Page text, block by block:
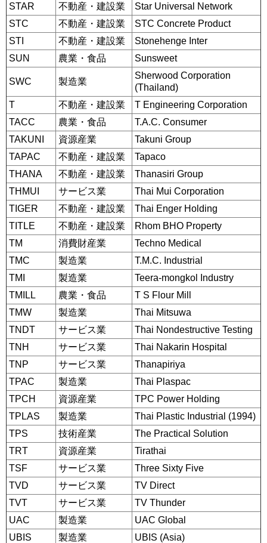
STAR
不動産・建設業
Star Universal Network
STC
不動産・建設業
STC Concrete Product
STI
不動産・建設業
Stonehenge Inter
SUN
農業・食品 Sunsweet
SWC 製造業
Sherwood Corporation
(Thailand)
T
不動産・建設業
T Engineering Corporation
TACC
農業・食品
T.A.C. Consumer
TAKUNI
資源産業
Takuni Group
TAPAC
不動産・建設業
Tapaco
THANA
不動産・建設業
Thanasiri Group
THMUI
サービス業
Thai Mui Corporation
TIGER
不動産・建設業
Thai Enger Holding
TITLE
不動産・建設業
Rhom BHO Property
TM
消費財産業
Techno Medical
TMC
製造業
T.M.C. Industrial
TMI
製造業
Teera-mongkol Industry
TMILL
農業・食品
T S Flour Mill
TMW
製造業
Thai Mitsuwa
TNDT
サービス業
Thai Nondestructive Testing
TNH
サービス業
Thai Nakarin Hospital
TNP
サービス業
Thanapiriya
TPAC
製造業
Thai Plaspac
TPCH
資源産業
TPC Power Holding
TPLAS
製造業
Thai Plastic Industrial (1994)
TPS
技術産業
The Practical Solution
TRT
資源産業
Tirathai
TSF
サービス業
Three Sixty Five
TVD
サービス業
TV Direct
TVT
サービス業
TV Thunder
UAC
製造業
UAC Global
UBIS
製造業
UBIS (Asia)